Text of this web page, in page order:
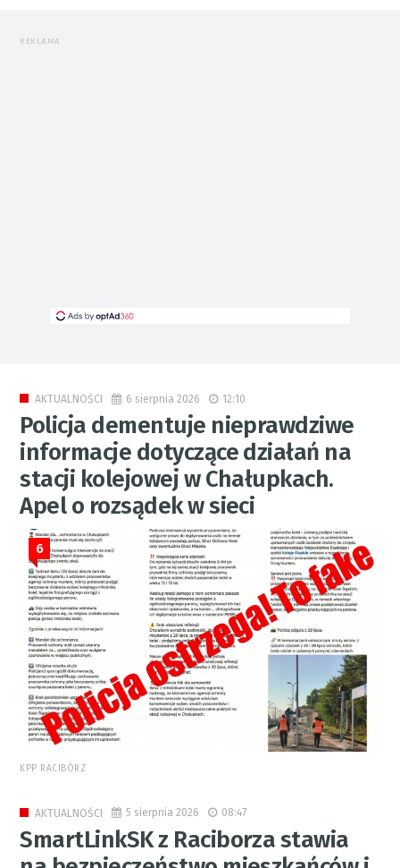
REKLAMA
AKTUALNOŚCI 6 sierpnia 2026 12:10
Policja dementuje nieprawdziwe
informacje dotyczące działań na
stacji kolejowej w Chałupkach.
Apel o rozsądek w sieci
6
KPP RACIBÓRZ
AKTUALNOŚCI 5 sierpnia 2026 08:47
SmartLinkSK z Raciborza stawia